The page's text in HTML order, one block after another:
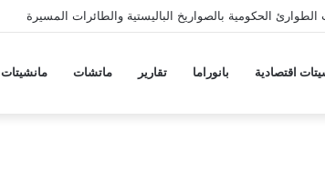
الحكومية بالصواريخ الباليستية والطائرات المسيرة
اقتصادية بانوراما تقارير ماتشات مانشيتات